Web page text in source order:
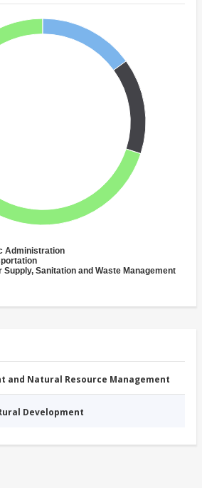
Administration
Supply, Sanitation and Waste Management
and Natural Resource Management
Development